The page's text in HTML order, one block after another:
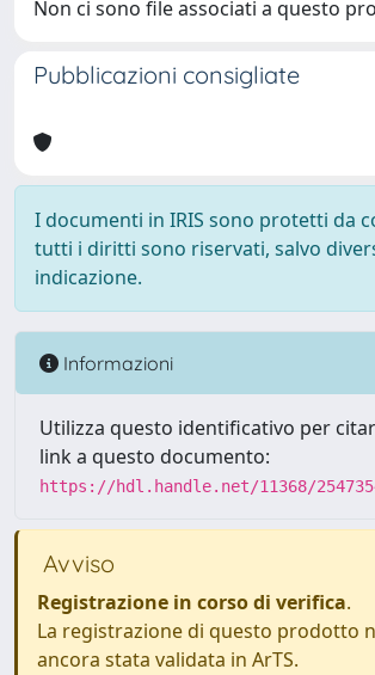
Non ci sono file associati a questo
Pubblicazioni consigliate
I documenti in IRIS sono protetti da
tutti i diritti sono riservati, salvo
indicazione.
Informazioni
Utilizza questo identificativo per
link a questo documento:
https://hdl.handle.net/11368/
Avviso
Registrazione in corso di verifica.
La registrazione di questo prodotto
ancora stata validata in ArTS.